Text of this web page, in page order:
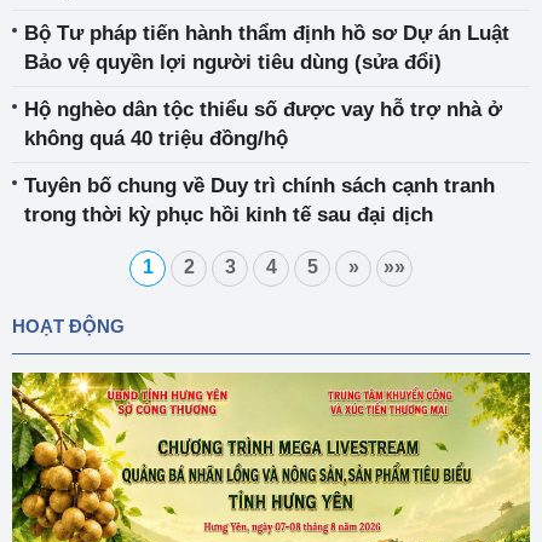
Bộ Tư pháp tiến hành thẩm định hồ sơ Dự án Luật
Bảo vệ quyền lợi người tiêu dùng (sửa đổi)
Hộ nghèo dân tộc thiểu số được vay hỗ trợ nhà ở
không quá 40 triệu đồng/hộ
Tuyên bố chung về Duy trì chính sách cạnh tranh
trong thời kỳ phục hồi kinh tế sau đại dịch
1 2 3 4 5 » »»
HOẠT ĐỘNG